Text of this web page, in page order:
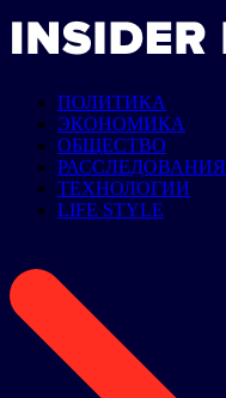
ПОЛИТИКА
ЭКОНОМИКА
ОБЩЕСТВО
РАССЛЕДОВАНИЯ
ТЕХНОЛОГИИ
LIFE STYLE